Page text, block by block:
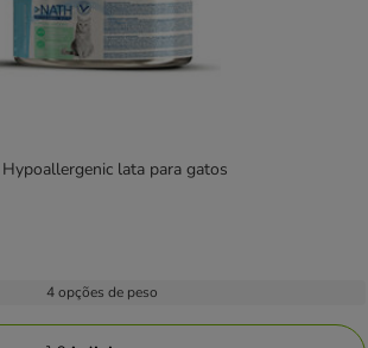
lata para gatos
4 opções de peso